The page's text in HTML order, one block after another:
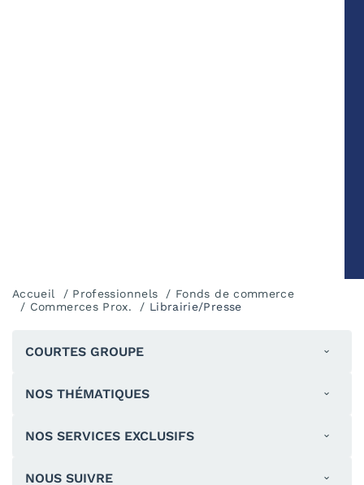
Accueil Professionnels
Fonds de commerce
Commerces Prox.
Librairie/Presse
COURTES GROUPE
NOS THÉMATIQUES
NOS SERVICES EXCLUSIFS
NOUS SUIVRE